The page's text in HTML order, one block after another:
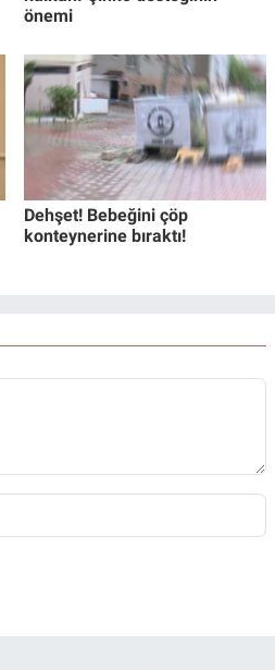
önemi
Dehşet! Bebeğini çöp
konteynerine bıraktı!